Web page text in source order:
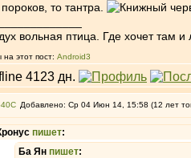
то тантра.
вольная птица. Где хочет там и
на этот пост: Android3
Добавлено: Ср 04 Июн 14, 15:58 (12 лет
пишет:
Ба Ян пишет: